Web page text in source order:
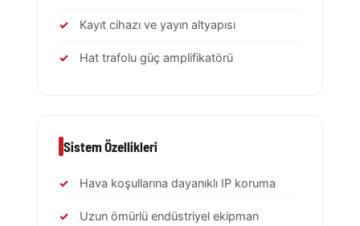
Kayıt cihazı ve yayın altyapısı
Hat trafolu güç amplifikatörü
Sistem Özellikleri
Hava koşullarına dayanıklı IP koruma
Uzun ömürlü endüstriyel ekipman